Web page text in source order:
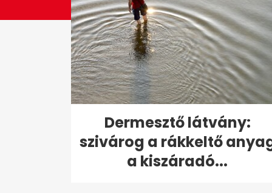
Dermesztő látvány:
szivárog a rákkeltő
a kiszáradó...